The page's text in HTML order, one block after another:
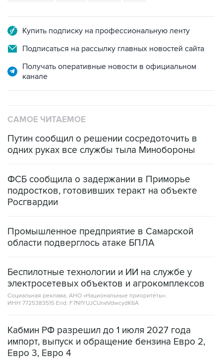
Купить подписку на профессиональную ленту
Подписаться на рассылку главных новостей сайта
Получать оперативные новости в официальном
канале
САМОЕ ЧИТАЕМОЕ
Путин сообщил о решении сосредоточить в
одних руках все службы тыла Минобороны
ФСБ сообщила о задержании в Приморье
подростков, готовивших теракт на объекте
Росгвардии
Промышленное предприятие в Самарской
области подверглось атаке БПЛА
Беспилотные технологии и ИИ на службе у
электросетевых объектов и агрокомплексов
Социальная реклама, АНО «Национальные приоритеты».
ИНН 7725383515 Erid: F7NfYUJCUneVdwcydK6A
Кабмин РФ разрешил до 1 июля 2027 года
импорт, выпуск и обращение бензина Евро 2,
Евро 3, Евро 4